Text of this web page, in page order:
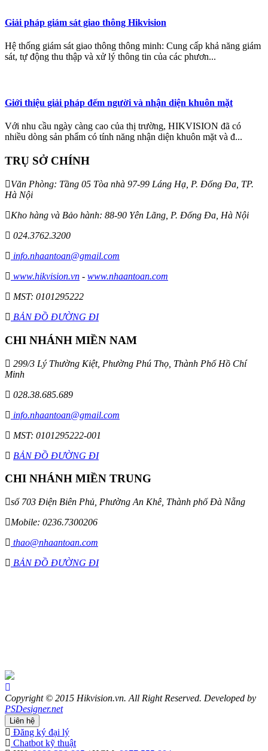
Giải pháp giám sát giao thông Hikvision
Hệ thống giám sát giao thông thông minh: Cung cấp khả năng giám
sát, tự động thu thập và xử lý thông tin của các phươn...
Giới thiệu giải pháp đếm người và nhận diện khuôn mặt
Với nhu cầu ngày càng cao của thị trường, HIKVISION đã có
nhiều dòng sản phẩm có tính năng nhận diện khuôn mặt và đ...
TRỤ SỞ CHÍNH
Văn Phòng: Tầng 05 Tòa nhà 97-99 Láng Hạ, P. Đống Đa, TP.
Hà Nội
Kho hàng và Bảo hành: 88-90 Yên Lãng, P. Đống Đa, Hà Nội
024.3762.3200
info.nhaantoan@gmail.com
www.hikvision.vn - www.nhaantoan.com
MST: 0101295222
BẢN ĐỒ ĐƯỜNG ĐI
CHI NHÁNH MIỀN NAM
299/3 Lý Thường Kiệt, Phường Phú Thọ, Thành Phố Hồ Chí
Minh
028.38.685.689
info.nhaantoan@gmail.com
MST: 0101295222-001
BẢN ĐỒ ĐƯỜNG ĐI
CHI NHÁNH MIỀN TRUNG
số 703 Điện Biên Phủ, Phường An Khê, Thành phố Đà Nẵng
Mobile: 0236.7300206
thao@nhaantoan.com
BẢN ĐỒ ĐƯỜNG ĐI
Copyright © 2015 Hikvision.vn. All Right Reserved. Developed by
PSDesigner.net
Liên hệ
Đăng ký đại lý
Chatbot kỹ thuật